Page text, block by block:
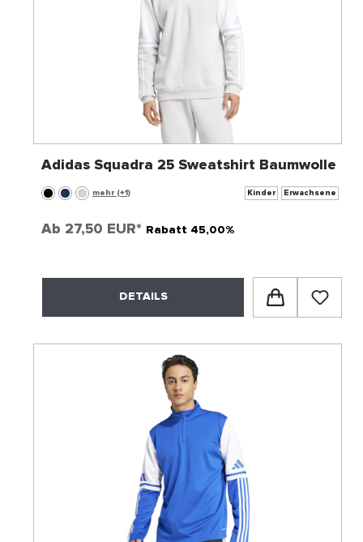
Adidas Squadra 25 Sweatshirt Baumwolle
mehr (+1) Kinder Erwachsene
Ab 27,50 EUR* Rabatt 45,00%
DETAILS